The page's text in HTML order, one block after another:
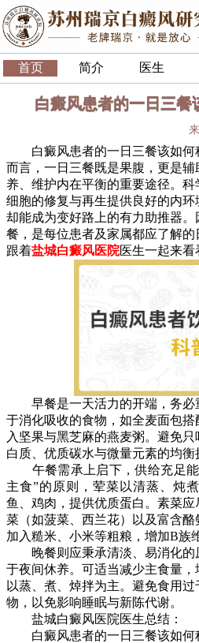
首页 简介 医生
白癜风患者的一日三餐
白癜风患者的一日三餐该如何
而言，一日三餐既是果腹，更是
养、维护内在平衡的重要途径。
细胞的修复与再生提供良好的内环
却能成为变好路上的有力助推器
餐，是每位患者及家属都应了解
跟着盐城白癜风医院医生一起来看
早餐是一天活力的开端，务必
于消化吸收的食物，如全麦面包
入坚果与黑芝麻的燕麦粥。避免
白质、优质碳水与微量元素的均衡
午餐需承上启下，供给充足能
主食”的原则，荤菜以清蒸、炖
鱼、鸡肉，提供优质蛋白。素菜
菜（如菠菜、西兰花）以及富含
加入糙米、小米等粗粮，增加B族
晚餐则应秉承清淡、易消化的
于夜间休养。可适当减少主食量
以蒸、煮、焯拌为主。避免食用
物，以免影响睡眠与新陈代谢。
盐城白癜风医院医生总结：
白癜风患者的一日三餐该如何